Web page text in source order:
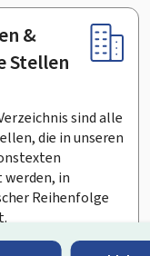
&
Stellen
sind alle
die in unseren
in
Reihenfolge